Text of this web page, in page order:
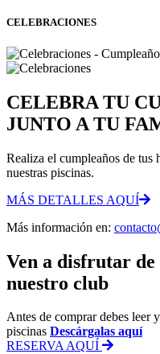
CELEBRACIONES
CELEBRA TU
JUNTO A TU
Realiza el cumpleaños de
nuestras piscinas.
MÁS DETALLES AQUÍ
Más información en:
Ven a disfrutar de
nuestro club
Antes de comprar debes leer
piscinas Descárgalas aquí
RESERVA AQUÍ